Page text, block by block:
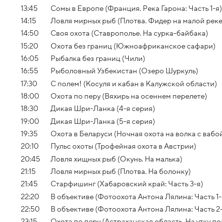
13:45
Сомы в Европе (Франция. Река Гарона: Часть 1-я)
14:15
Ловля мирных рыб (Плотва. Фидер на малой
14:50
Своя охота (Ставрополье. На сурка-байбака)
15:20
Охота без границ (Южноафриканское сафари)
16:05
Рыбалка без границ (Чили)
16:55
Рыболовный Узбекистан (Озеро Шуркуль)
17:30
С полем! (Косуля и кабан в Калужской области)
18:00
Охота по перу (Вяхирь на осеннем перелете)
18:30
Дикая Шри-Ланка (4-я серия)
19:00
Дикая Шри-Ланка (5-я серия)
19:35
Охота в Беларуси (Ночная охота на волка с
20:10
Пульс охоты (Трофейная охота в Австрии)
20:45
Ловля хищных рыб (Окунь. На малька)
21:15
Ловля мирных рыб (Плотва. На болонку)
21:45
Старфишинг (Хабаровский край: Часть 3-я)
22:20
В объективе (Фотоохота Антона Лялина: Часть
22:50
В объективе (Фотоохота Антона Лялина: Часть